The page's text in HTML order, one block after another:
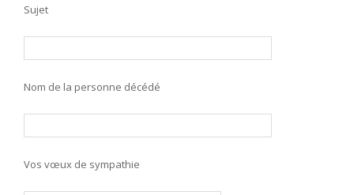
Sujet
Nom de la personne décédé
Vos vœux de sympathie